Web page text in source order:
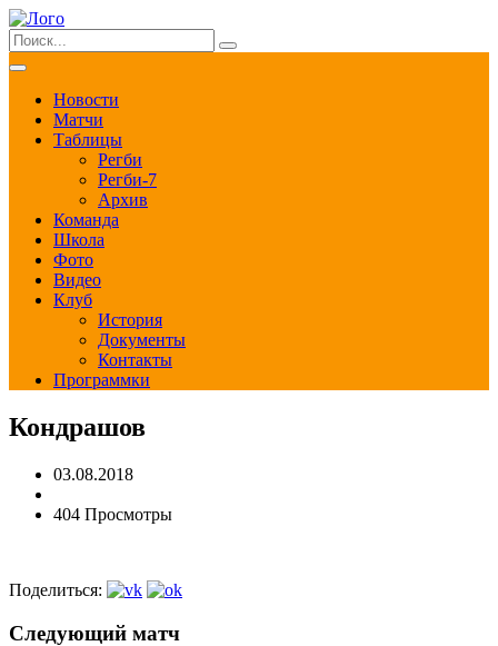
Новости
Матчи
Таблицы
Регби
Регби-7
Архив
Команда
Школа
Фото
Видео
Клуб
История
Документы
Контакты
Программки
Кондрашов
03.08.2018
404 Просмотры
Поделиться:
Следующий матч